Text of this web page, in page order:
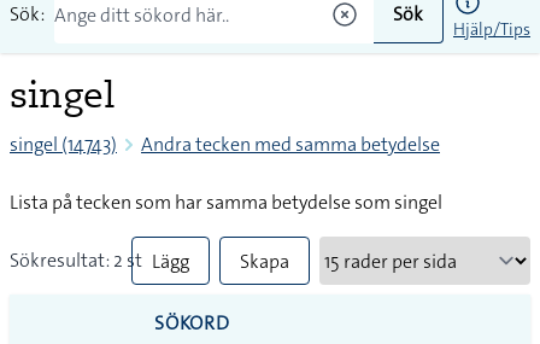
Sök: Sök
Hjälp/Tips
singel
singel (14743) Andra tecken med samma betydelse
Lista på tecken som har samma betydelse som singel
Sökresultat: 2 st Lägg
till
Skapa
SÖKORD